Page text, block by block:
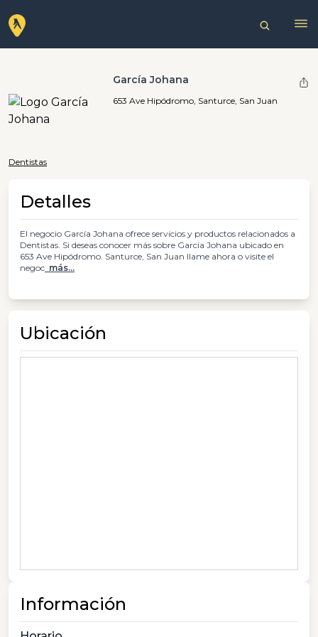
García Johana
653 Ave Hipódromo, Santurce, San Juan
Dentistas
Detalles
El negocio García Johana ofrece servicios y productos relacionados a
Dentistas. Si deseas conocer más sobre García Johana ubicado en
653 Ave Hipódromo. Santurce, San Juan llame ahora o visite el
negoc más...
Ubicación
Información